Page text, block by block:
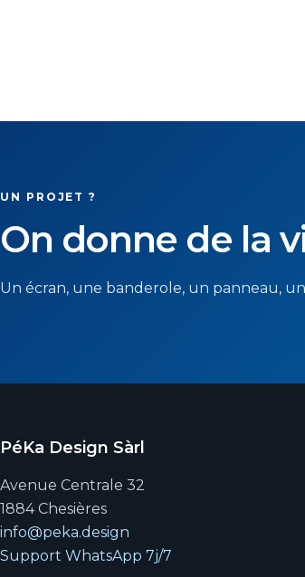
UN PROJET ?
On donne de la
Un écran, une banderole, un panneau,
PéKa Design Sàrl
Avenue Centrale 32
1884 Chesières
info@peka.design
Support WhatsApp 7j/7